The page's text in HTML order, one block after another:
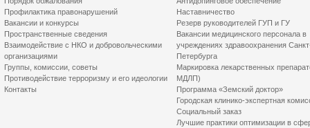
Профилактика правонарушений
Вакансии и конкурсы
Пространственные сведения
Взаимодействие с НКО и добровольческими
организациями
Группы, комиссии, советы
Противодействие терроризму и его идеологии
Контакты
Наставничество
Резерв руководителей ГУП и ГУ
Вакансии медицинского персонала в
учреждениях здравоохранения
Петербурга
Маркировка лекарственных
МДЛП)
Программа «Земский доктор»
Городская клинико-экспертная
Социальный заказ
Лучшие практики оптимизации в